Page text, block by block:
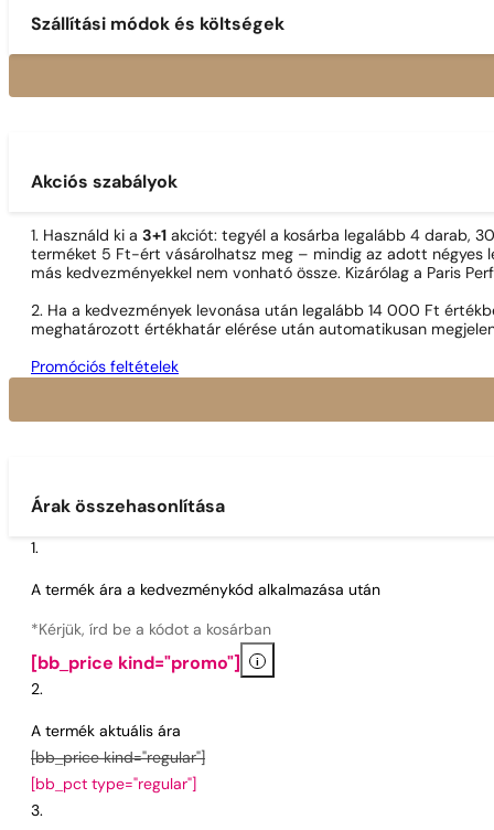
Szállítási módok és költségek
Akciós szabályok
1. Használd ki a 3+1 akciót: tegyél a kosárba legalább 4 darab,
terméket 5 Ft-ért vásárolhatsz meg – mindig az adott négyes
más kedvezményekkel nem vonható össze. Kizárólag a Paris
2. Ha a kedvezmények levonása után legalább 14 000 Ft
meghatározott értékhatár elérése után automatikusan
Promóciós feltételek
Árak összehasonlítása
A termék ára a kedvezménykód alkalmazása után
*Kérjük, írd be a kódot a kosárban
[bb_price kind="promo"] i
A termék aktuális ára
[bb_price kind="regular"]
[bb_pct type="regular"]